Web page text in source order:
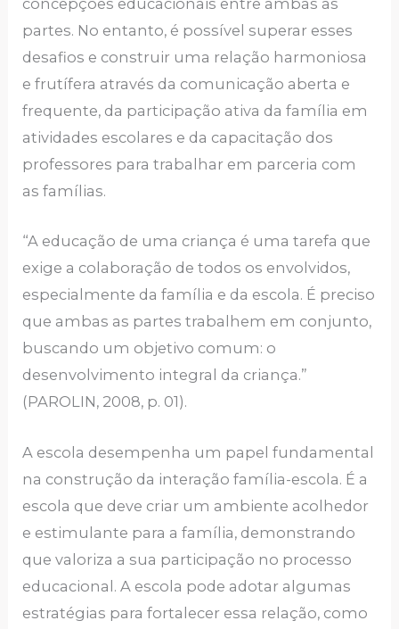
concepções educacionais entre ambas as
partes. No entanto, é possível superar esses
desafios e construir uma relação harmoniosa
e frutífera através da comunicação aberta e
frequente, da participação ativa da família em
atividades escolares e da capacitação dos
professores para trabalhar em parceria com
as famílias.
“A educação de uma criança é uma tarefa que
exige a colaboração de todos os envolvidos,
especialmente da família e da escola. É preciso
que ambas as partes trabalhem em conjunto,
buscando um objetivo comum: o
desenvolvimento integral da criança.”
(PAROLIN, 2008, p. 01).
A escola desempenha um papel fundamental
na construção da interação família-escola. É a
escola que deve criar um ambiente acolhedor
e estimulante para a família, demonstrando
que valoriza a sua participação no processo
educacional. A escola pode adotar algumas
estratégias para fortalecer essa relação, como